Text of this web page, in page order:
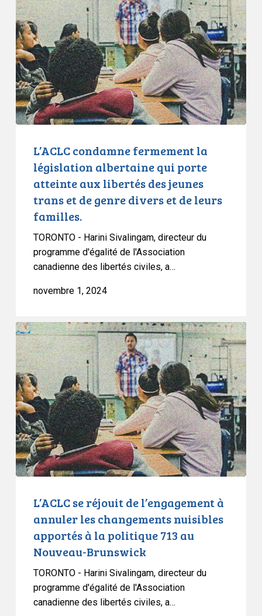
fermement
la
législation
albertaine
qui
porte
atteinte
aux
libertés
jeunes
trans
genre
divers
familles.
L’ACLC condamne fermement la
législation albertaine qui porte
atteinte aux libertés des jeunes
trans et de genre divers et de leurs
familles.
TORONTO - Harini Sivalingam, directeur du
programme d'égalité de l'Association
canadienne des libertés civiles, a…
novembre 1, 2024
L’ACLC
se
réjouit
de
l’engagement
à
annuler
les
changements
nuisibles
politique
Nouveau-
Brunswick
L’ACLC se réjouit de l’engagement à
annuler les changements nuisibles
apportés à la politique 713 au
Nouveau-Brunswick
TORONTO - Harini Sivalingam, directeur du
programme d'égalité de l'Association
canadienne des libertés civiles, a…